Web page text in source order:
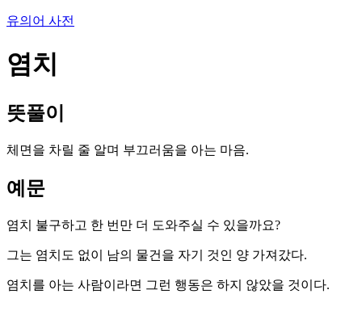
유의어 사전
염치
뜻풀이
체면을 차릴 줄 알며 부끄러움을 아는 마음.
예문
염치 불구하고 한 번만 더 도와주실 수 있을까요?
그는 염치도 없이 남의 물건을 자기 것인 양 가져갔다.
염치를 아는 사람이라면 그런 행동은 하지 않았을 것이다.